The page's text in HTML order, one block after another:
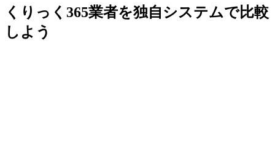
くりっく365業者を独自システムで比較
しよう